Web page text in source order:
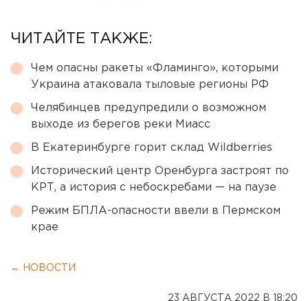
ЧИТАЙТЕ ТАКЖЕ:
Чем опасны ракеты «Фламинго», которыми
Украина атаковала тыловые регионы РФ
Челябинцев предупредили о возможном
выходе из берегов реки Миасс
В Екатеринбурге горит склад Wildberries
Исторический центр Оренбурга застроят по
КРТ, а история с небоскребами — на паузе
Режим БПЛА-опасности ввели в Пермском
крае
← НОВОСТИ
23 АВГУСТА 2022 В 18:20